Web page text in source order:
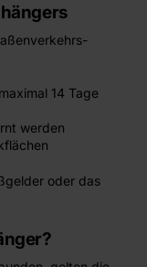
14 Tage
werden
oder das